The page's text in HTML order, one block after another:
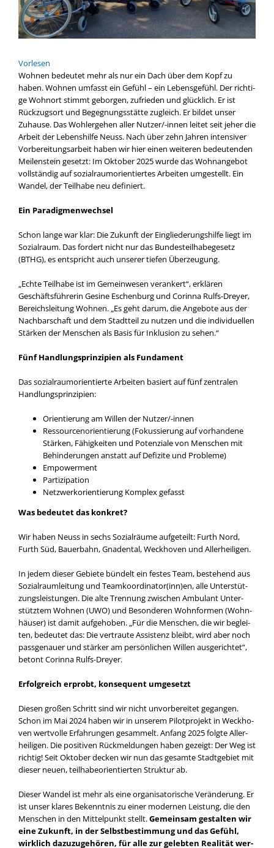
Vor­le­sen
Woh­nen bedeu­tet mehr als nur ein Dach über dem Kopf zu
haben. Woh­nen umfasst ein Gefühl – ein Lebens­ge­fühl. Der rich­ti­
ge Wohn­ort stimmt gebor­gen, zufrie­den und glück­lich. Er ist
Rück­zugs­ort und Begeg­nungs­stät­te zugleich. Er bil­det unser
Zuhau­se. Das Wohl­erge­hen aller Nutzer/-innen lei­tet seit jeher die
Arbeit der Lebens­hil­fe Neuss. Nach über zehn Jah­ren inten­si­ver
Vor­be­rei­tungs­ar­beit haben wir hier einen wei­te­ren bedeu­ten­den
Mei­len­stein gesetzt: Im Okto­ber 2025 wur­de das Wohn­an­ge­bot
voll­stän­dig auf sozi­al­raum­ori­en­tier­tes Arbei­ten umge­stellt. Ein
Wan­del, der Teil­ha­be neu defi­niert.
Ein Para­dig­men­wech­sel
Schon lan­ge war klar: Die Zukunft der Ein­glie­de­rungs­hil­fe liegt im
Sozi­al­raum. Das for­dert nicht nur das Bun­des­teil­ha­be­ge­setz
(BTHG), es ent­spricht auch unse­rer tie­fen Über­zeu­gung.
„Ech­te Teil­ha­be ist im Gemein­we­sen ver­an­kert“, erklä­ren
Geschäfts­füh­re­rin Gesi­ne Eschen­burg und Corin­na Rulfs-Dreyer,
Bereichs­lei­tung Woh­nen. „Es geht dar­um, die Ange­bo­te aus der
Nach­bar­schaft und dem Stadt­teil zu nut­zen und die indi­vi­du­el­len
Stär­ken der Men­schen als Basis für Inklu­si­on zu sehen.“
Fünf Hand­lungs­prin­zi­pi­en als Fun­da­ment
Das sozi­al­raum­ori­en­tier­te Arbei­ten basiert auf fünf zen­tra­len
Hand­lungs­prin­zi­pi­en:
Ori­en­tie­rung am Wil­len der Nutzer/-innen
Res­sour­cen­ori­en­tie­rung (Fokus­sie­rung auf vor­han­de­ne
Stär­ken, Fähig­kei­ten und Poten­zia­le von Men­schen mit
Behin­de­run­gen anstatt auf Defi­zi­te und Pro­ble­me)
Empower­ment
Par­ti­zi­pa­ti­on
Netz­werk­ori­en­tie­rung Kom­plex gefasst
Was bedeu­tet das kon­kret?
Wir haben Neuss in sechs Sozi­al­räu­me auf­ge­teilt: Furth Nord,
Furth Süd, Bau­er­bahn, Gna­den­tal, Weck­ho­ven und Aller­hei­li­gen.
In jedem die­ser Gebie­te bün­delt ein fes­tes Team, bestehend aus
Sozi­al­raum­lei­tung und Teamkoordinator(inn)en, alle Unter­stüt­
zungs­leis­tun­gen. Die alte Tren­nung zwi­schen Ambu­lant Unter­
stütz­tem Woh­nen (UWO) und Beson­de­ren Wohn­for­men (Wohn­
häu­ser) ist damit auf­ge­ho­ben. „Für die Men­schen, die wir beglei­
ten, bedeu­tet das: Die ver­trau­te Assis­tenz bleibt, wird aber noch
pass­ge­nau­er und stär­ker am per­sön­li­chen Wil­len aus­ge­rich­tet“,
betont Corin­na Rulfs-Dreyer.
Erfolg­reich erprobt, kon­se­quent umge­setzt
Die­sen gro­ßen Schritt sind wir nicht unvor­be­rei­tet gegan­gen.
Schon im Mai 2024 haben wir in unse­rem Pilot­pro­jekt in Weck­ho­
ven wert­vol­le Erfah­run­gen gesam­melt. Anfang 2025 folg­te Aller­
hei­li­gen. Die posi­ti­ven Rück­mel­dun­gen haben gezeigt: Der Weg ist
rich­tig! Seit Okto­ber decken wir nun das gesam­te Stadt­ge­biet mit
die­ser neu­en, teil­ha­be­ori­en­tier­ten Struk­tur ab.
Die­ser Wan­del ist mehr als eine orga­ni­sa­to­ri­sche Ver­än­de­rung. Er
ist unser kla­res Bekennt­nis zu einer moder­nen Leis­tung, die den
Men­schen in den Mit­tel­punkt stellt.Gemein­sam gestal­ten wir
eine Zukunft, in der Selbst­be­stim­mung und das Gefühl,
wirk­lich dazu­zu­ge­hö­ren, für alle zur geleb­ten Rea­li­tät wer­